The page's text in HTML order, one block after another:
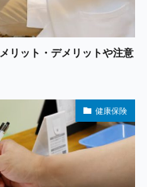
リット・デメリットや注意
健康保険